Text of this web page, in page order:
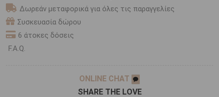
Δωρεάν μεταφορικά για όλες τις παραγγελίες
Συσκευασία δώρου
6 άτοκες δόσεις
F.A.Q.
ONLINE CHAT
SHARE THE LOVE